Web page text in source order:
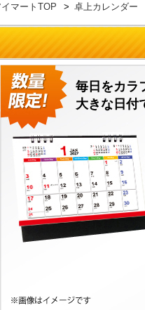
イマートTOP > 卓上カレンダー
毎日をカラ
大きな日付